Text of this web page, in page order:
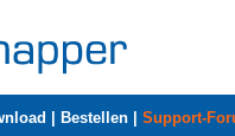
Bestellen Support-